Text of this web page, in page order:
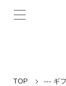
バリ島ウブドの老
石パワーストーン
TOP --- ギ